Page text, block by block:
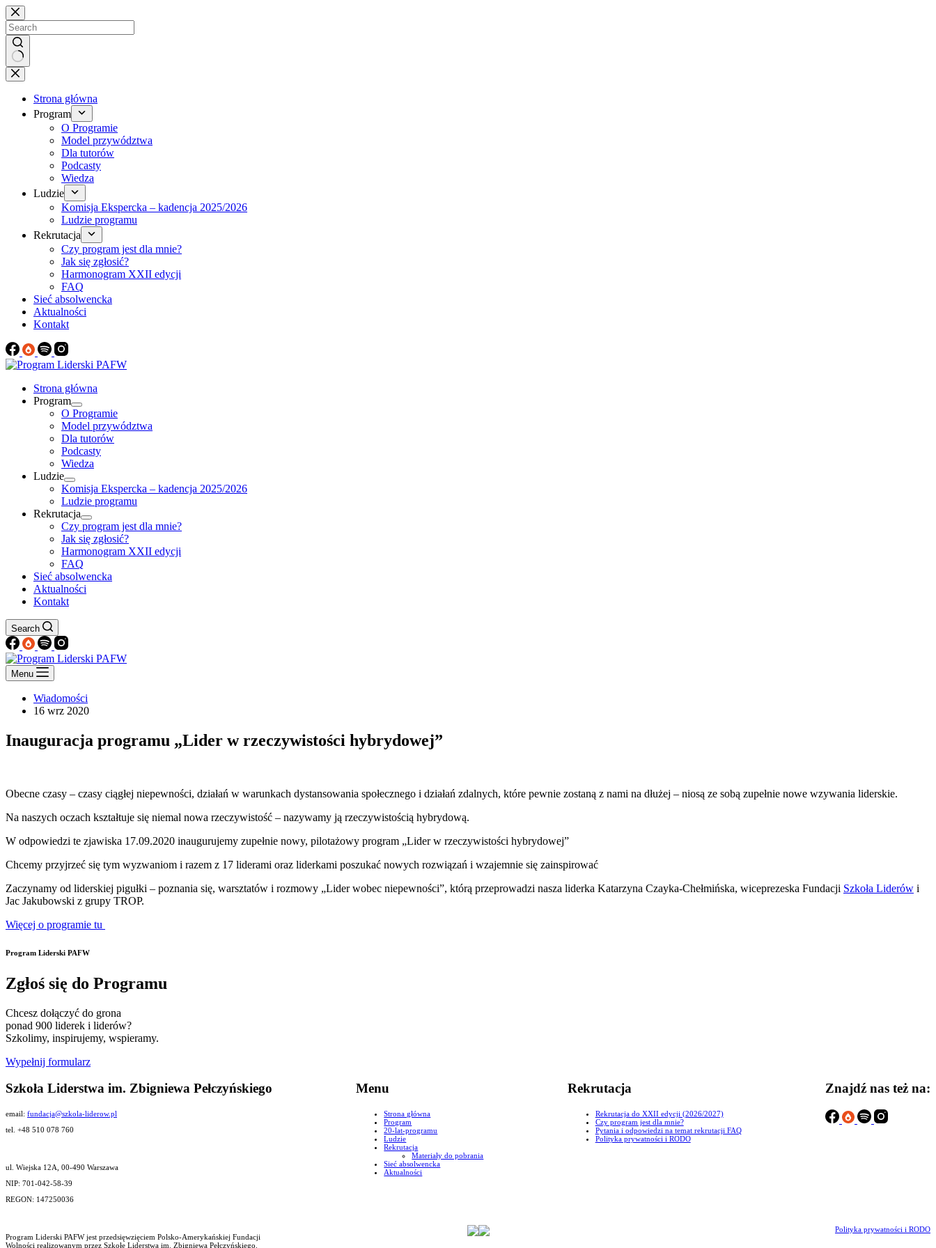
Brak
wyników
Strona główna
Program
O Programie
Model przywództwa
Dla tutorów
Podcasty
Wiedza
Ludzie
Komisja Ekspercka – kadencja 2025/2026
Ludzie programu
Rekrutacja
Czy program jest dla mnie?
Jak się zgłosić?
Harmonogram XXII edycji
FAQ
Sieć absolwencka
Aktualności
Kontakt
Strona główna
Program
O Programie
Model przywództwa
Dla tutorów
Podcasty
Wiedza
Ludzie
Komisja Ekspercka – kadencja 2025/2026
Ludzie programu
Rekrutacja
Czy program jest dla mnie?
Jak się zgłosić?
Harmonogram XXII edycji
FAQ
Sieć absolwencka
Aktualności
Kontakt
Search
Menu
Wiadomości
16 wrz 2020
Inauguracja programu „Lider w rzeczywistości hybrydowej”
Obecne czasy – czasy ciągłej niepewności, działań w warunkach dystansowania społecznego i działań zdalnych, które pewnie zostaną z nami na dłużej – niosą ze sobą zupełnie nowe wzywania liderskie.
Na naszych oczach kształtuje się niemal nowa rzeczywistość – nazywamy ją rzeczywistością hybrydową.
W odpowiedzi te zjawiska 17.09.2020 inaugurujemy zupełnie nowy, pilotażowy program „Lider w rzeczywistości hybrydowej”
Chcemy przyjrzeć się tym wyzwaniom i razem z 17 liderami oraz liderkami poszukać nowych rozwiązań i wzajemnie się zainspirować
Zaczynamy od liderskiej pigułki – poznania się, warsztatów i rozmowy „Lider wobec niepewności”, którą przeprowadzi nasza liderka Katarzyna Czayka-Chełmińska, wiceprezeska Fundacji Szkoła Liderów i
Jac Jakubowski z grupy TROP.
Więcej o programie tu
Program Liderski PAFW
Zgłoś się do Programu
Chcesz dołączyć do grona
ponad 900 liderek i liderów?
Szkolimy, inspirujemy, wspieramy.
Wypełnij formularz
Szkoła Liderstwa im. Zbigniewa Pełczyńskiego
email: fundacja@szkola-liderow.pl
tel. +48 510 078 760
ul. Wiejska 12A, 00-490 Warszawa
NIP: 701-042-58-39
REGON: 147250036
Menu
Strona główna
Program
20-lat-programu
Ludzie
Rekrutacja
Materiały do pobrania
Sieć absolwencka
Aktualności
Rekrutacja
Rekrutacja do XXII edycji (2026/2027)
Czy program jest dla mnie?
Pytania i odpowiedzi na temat rekrutacji FAQ
Polityka prywatności i RODO
Znajdź nas też na:
Program Liderski PAFW jest przedsięwzięciem Polsko-Amerykańskiej Fundacji
Wolności realizowanym przez Szkołę Liderstwa im. Zbigniewa Pełczyńskiego.
Polityka prywatności i RODO